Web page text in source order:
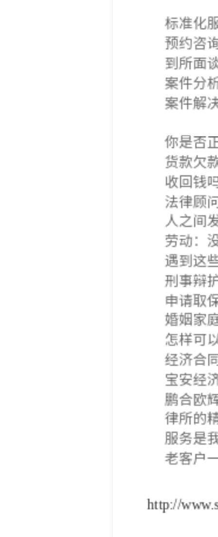
选择律
1. 律师
以向律
2. 领域
足够的
3. 律师
资历和
件。
4. 信誉
价、律
5. 服务
通、耐
务。
6. 费用
7. 案例经